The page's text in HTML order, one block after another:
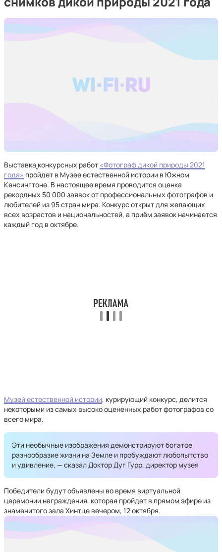
Выставка конкурсных работ «Фотограф дикой природы 2021
года» пройдет в Музее естественной истории в Южном
Кенсингтоне. В настоящее время проводится оценка
рекордных 50 000 заявок от профессиональных фотографов и
любителей из 95 стран мира. Конкурс открыт для желающих
всех возрастов и национальностей, а приём заявок начинается
каждый год в октябре.
Музей естественной истории, курирующий конкурс, делится
некоторыми из самых высоко оцененных работ фотографов со
всего мира.
Эти необычные изображения демонстрируют богатое
разнообразие жизни на Земле и пробуждают любопытство
и удивление, — сказал Доктор Дуг Гурр, директор музея
Победители будут объявлены во время виртуальной
церемонии награждения, которая пройдет в прямом эфире из
знаменитого зала Хинтце вечером, 12 октября.